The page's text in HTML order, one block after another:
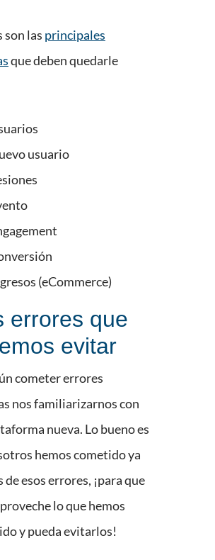
son las principales
que deben quedarle
usuario
(eCommerce)
errores que
evitar
cometer errores
nos familiarizarnos con
nueva. Lo bueno es
hemos cometido ya
de esos errores, ¡para que
lo que hemos
y pueda evitarlos!